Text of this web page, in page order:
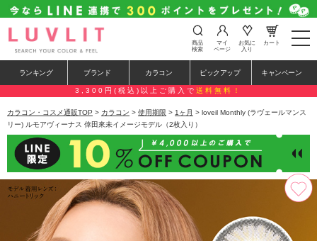
t
o
e
n
a
a
i
o
n
商品
検索
マイ
ページ
お気に
入り
カート
ランキング ブランド カラコン ピックアップ キャンペーン
3,300円(税込)以上ご購入で 送料無料！
カラコン・コスメ通販TOP > カラコン > 使用期限 > 1ヶ月 > loveil Monthly (ラヴェールマンス
リー) ルモアヴィーナス 倖田來未イメージモデル（2枚入り）